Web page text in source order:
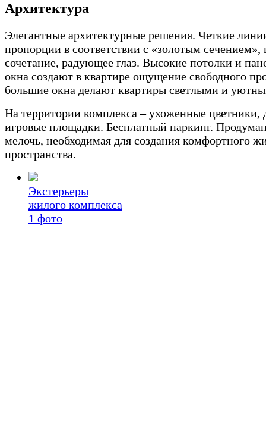
Архитектура
Элегантные архитектурные решения. Четкие
пропорции в соответствии с «золотым сечением»,
сочетание, радующее глаз. Высокие потолки и
окна создают в квартире ощущение свободного
большие окна делают квартиры светлыми и
На территории комплекса – ухоженные цветники,
игровые площадки. Бесплатный паркинг.
мелочь, необходимая для создания комфортного
пространства.
Экстерьеры
жилого комплекса
1 фото